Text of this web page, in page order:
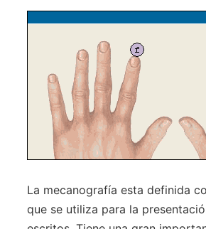
La mecanografía esta definida
que se utiliza para la